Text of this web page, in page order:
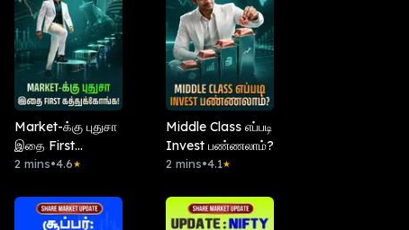
Market-க்கு புதுசா
இதை First
கத்துக்கோங்க!
2 mins•4.6★
Middle Class எப்படி
Invest பண்ணலாம்?
2 mins•4.1★